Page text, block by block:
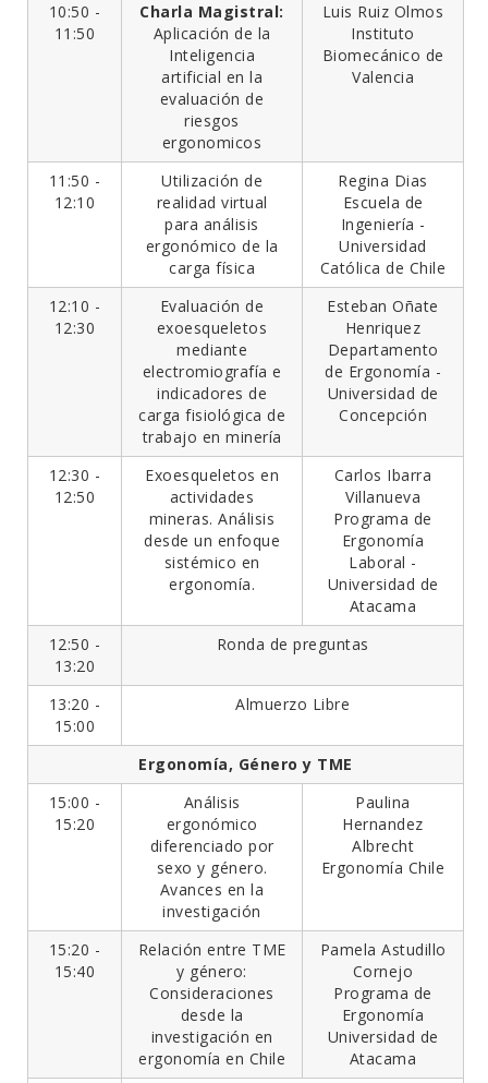
10:50 -
11:50
Charla Magistral:
Aplicación de la
Inteligencia
artificial en la
evaluación de
riesgos
ergonomicos
Luis Ruiz Olmos
Instituto
Biomecánico de
Valencia
11:50 -
12:10
Utilización de
realidad virtual
para análisis
ergonómico de la
carga física
Regina Dias
Escuela de
Ingeniería -
Universidad
Católica de Chile
12:10 -
12:30
Evaluación de
exoesqueletos
mediante
electromiografía e
indicadores de
carga fisiológica de
trabajo en minería
Esteban Oñate
Henriquez
Departamento
de Ergonomía -
Universidad de
Concepción
12:30 -
12:50
Exoesqueletos en
actividades
mineras. Análisis
desde un enfoque
sistémico en
ergonomía.
Carlos Ibarra
Villanueva
Programa de
Ergonomía
Laboral -
Universidad de
Atacama
12:50 -
13:20
Ronda de preguntas
13:20 -
15:00
Almuerzo Libre
Ergonomía, Género y TME
15:00 -
15:20
Análisis
ergonómico
diferenciado por
sexo y género.
Avances en la
investigación
Paulina
Hernandez
Albrecht
Ergonomía Chile
15:20 -
15:40
Relación entre TME
y género:
Consideraciones
desde la
investigación en
ergonomía en Chile
Pamela Astudillo
Cornejo
Programa de
Ergonomía
Universidad de
Atacama